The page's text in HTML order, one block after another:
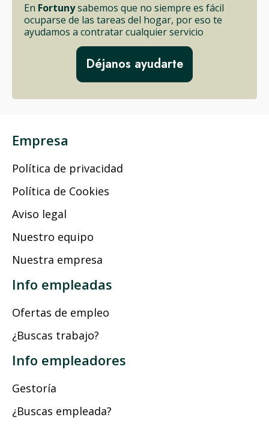
En Fortunysabemos que no siempre es fácil
ocuparse de las tareas del hogar, por eso te
ayudamos a contratar cualquier servicio
Déjanos ayudarte
Empresa
Política de privacidad
Política de Cookies
Aviso legal
Nuestro equipo
Nuestra empresa
Info empleadas
Ofertas de empleo
¿Buscas trabajo?
Info empleadores
Gestoría
¿Buscas empleada?